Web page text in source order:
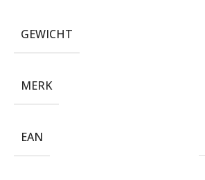
GEWICHT
MERK
EAN